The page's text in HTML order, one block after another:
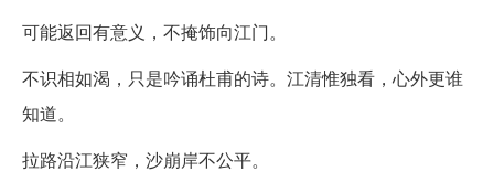
可能返回有意义，不掩饰向江门。
不识相如渴，只是吟诵杜甫的诗。江清惟独看，心外更谁
知道。
拉路沿江狭窄，沙崩岸不公平。